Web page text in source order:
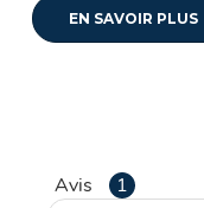
EN SAVOIR PLUS
Avis 1